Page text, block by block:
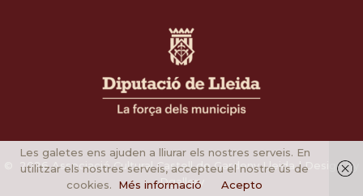
© 2026 Associació Cultural Castell de Gardeny Lleida | Design by
Dgallery
Les galetes ens ajuden a lliurar els nostres serveis. En
utilitzar els nostres serveis, accepteu el nostre ús de
cookies.
Més informació Acepto